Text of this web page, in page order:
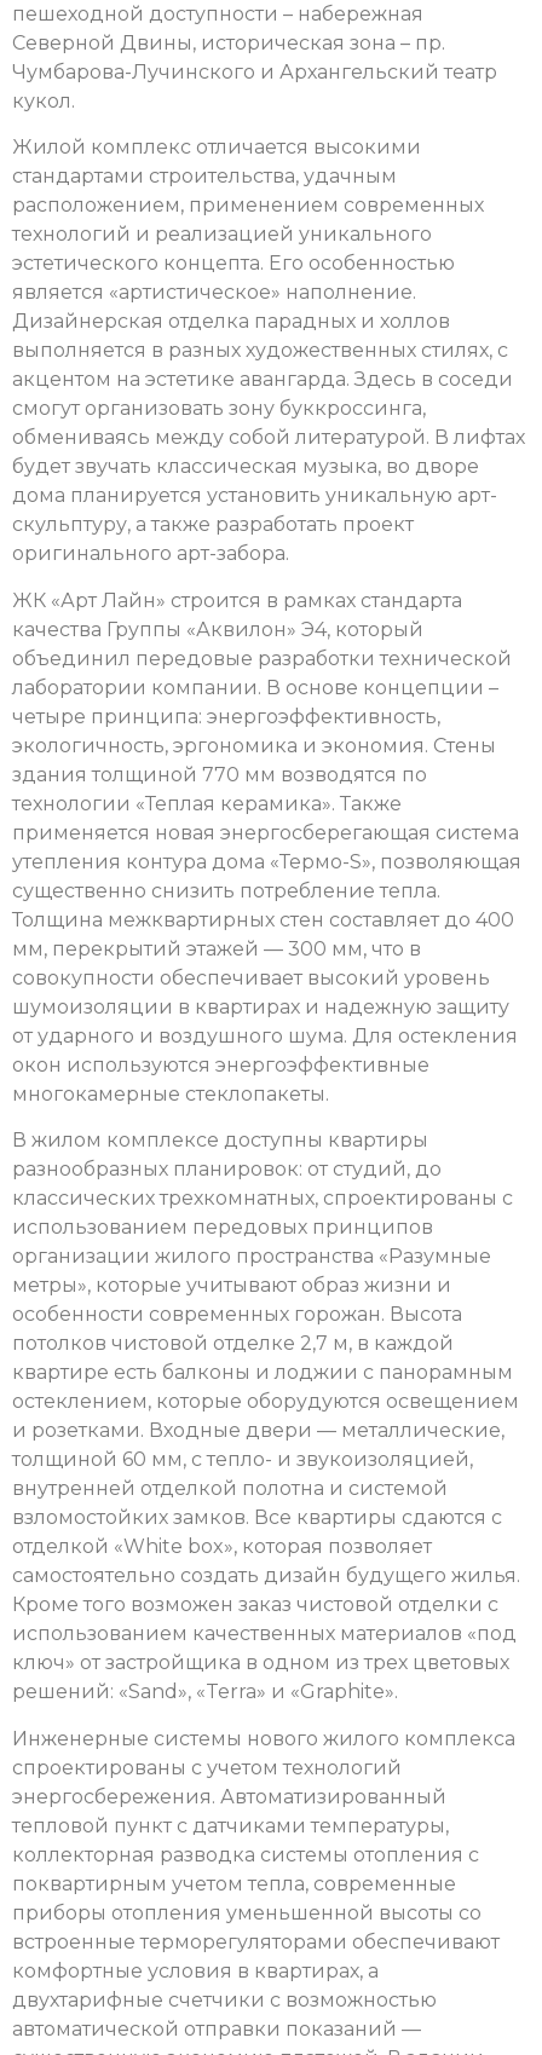
пешеходной доступности – набережная
Северной Двины, историческая зона – пр.
Чумбарова-Лучинского и Архангельский театр
кукол.
Жилой комплекс отличается высокими
стандартами строительства, удачным
расположением, применением современных
технологий и реализацией уникального
эстетического концепта. Его особенностью
является «артистическое» наполнение.
Дизайнерская отделка парадных и холлов
выполняется в разных художественных стилях, с
акцентом на эстетике авангарда. Здесь в соседи
смогут организовать зону буккроссинга,
обмениваясь между собой литературой. В лифтах
будет звучать классическая музыка, во дворе
дома планируется установить уникальную арт-
скульптуру, а также разработать проект
оригинального арт-забора.
ЖК «Арт Лайн» строится в рамках стандарта
качества Группы «Аквилон» Э4, который
объединил передовые разработки технической
лаборатории компании. В основе концепции –
четыре принципа: энергоэффективность,
экологичность, эргономика и экономия. Стены
здания толщиной 770 мм возводятся по
технологии «Теплая керамика». Также
применяется новая энергосберегающая система
утепления контура дома «Термо-S», позволяющая
существенно снизить потребление тепла.
Толщина межквартирных стен составляет до 400
мм, перекрытий этажей — 300 мм, что в
совокупности обеспечивает высокий уровень
шумоизоляции в квартирах и надежную защиту
от ударного и воздушного шума. Для остекления
окон используются энергоэффективные
многокамерные стеклопакеты.
В жилом комплексе доступны квартиры
разнообразных планировок: от студий, до
классических трехкомнатных, спроектированы с
использованием передовых принципов
организации жилого пространства «Разумные
метры», которые учитывают образ жизни и
особенности современных горожан. Высота
потолков чистовой отделке 2,7 м, в каждой
квартире есть балконы и лоджии с панорамным
остеклением, которые оборудуются освещением
и розетками. Входные двери — металлические,
толщиной 60 мм, с тепло- и звукоизоляцией,
внутренней отделкой полотна и системой
взломостойких замков. Все квартиры сдаются с
отделкой «White box», которая позволяет
самостоятельно создать дизайн будущего жилья.
Кроме того возможен заказ чистовой отделки с
использованием качественных материалов «под
ключ» от застройщика в одном из трех цветовых
решений: «Sand», «Terra» и «Graphite».
Инженерные системы нового жилого комплекса
спроектированы с учетом технологий
энергосбережения. Автоматизированный
тепловой пункт с датчиками температуры,
коллекторная разводка системы отопления с
поквартирным учетом тепла, современные
приборы отопления уменьшенной высоты со
встроенные терморегуляторами обеспечивают
комфортные условия в квартирах, а
двухтарифные счетчики с возможностью
автоматической отправки показаний —